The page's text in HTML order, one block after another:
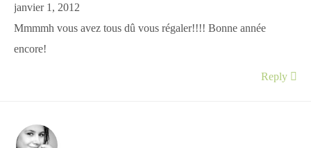
janvier 1, 2012
Mmmmh vous avez tous dû vous régaler!!!! Bonne année
encore!
Reply